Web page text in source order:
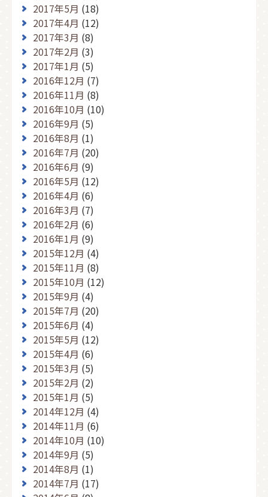
2017年5月 (18)
2017年4月 (12)
2017年3月 (8)
2017年2月 (3)
2017年1月 (5)
2016年12月 (7)
2016年11月 (8)
2016年10月 (10)
2016年9月 (5)
2016年8月 (1)
2016年7月 (20)
2016年6月 (9)
2016年5月 (12)
2016年4月 (6)
2016年3月 (7)
2016年2月 (6)
2016年1月 (9)
2015年12月 (4)
2015年11月 (8)
2015年10月 (12)
2015年9月 (4)
2015年7月 (20)
2015年6月 (4)
2015年5月 (12)
2015年4月 (6)
2015年3月 (5)
2015年2月 (2)
2015年1月 (5)
2014年12月 (4)
2014年11月 (6)
2014年10月 (10)
2014年9月 (5)
2014年8月 (1)
2014年7月 (17)